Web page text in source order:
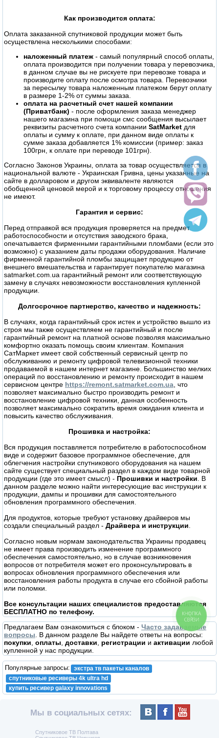
Как производится оплата:
Оплата заказанной спутниковой продукции может быть
осуществлена несколькими способами:
наложенный платеж - самый популярный способ оплаты,
оплата производится при получении товара у перевозчика,
в данном случае вы не рискуете при перевозке товара и
производите оплату после осмотра товара. Перевозчики
за пересылку товара наложенным платежом берут оплату
в размере 1-2% от суммы заказа.
оплата на расчетный счет нашей компании
(Приватбанк) - после оформления заказа менеджер
нашего магазина при помощи смс сообщения высылает
реквизиты расчетного счета компании SatMarket для
оплаты и сумму к оплате, при данном виде оплаты к
сумме заказа добавляется 1% комиссии (пример: заказ
100грн, к оплате при переводе 101грн).
Согласно Законов Украины, оплата за товар осуществляется в
национальной валюте - Украинская Гривна, цены указанные на
сайте в долларовом и другом эквиваленте являются
обобщенной ценовой мерой и к торговому процессу отношения
не имеют.
Гарантия и сервис:
Перед отправкой вся продукция проверяется на предмет
работоспособности и отсутствия заводского брака,
опечатывается фирменными гарантийными пломбами (если это
возможно) с указанием даты продажи оборудования. Наличие
фирменной гарантийной пломбы защищает продукцию от
внешнего вмешательства и гарантирует покупателю магазина
satmarket.com.ua гарантийный ремонт или соответствующую
замену в случаях невозможности восстановления купленной
продукции.
Долгосрочное партнерство, качество и надежность:
В случаях, когда гарантийный срок истек и устройство вышло из
строя мы также осуществляем не гарантийный и после
гарантийный ремонт на платной основе позволяя максимально
комфортно оказать помощь своим клиентам. Компания
СатМаркет имеет свой собственный сервисный центр по
обслуживанию и ремонту цифровой телевизионной техники
продаваемой в нашем интернет магазине. Большинство мелких
операций по восстановлению и ремонту происходит в нашем
сервисном центре https://remont.satmarket.com.ua , что
позволяет максимально быстро производить ремонт и
восстановление цифровой техники, данная особенность
позволяет максимально сократить время ожидания клиента и
повысить качество обслуживания.
Прошивка и настройка:
Вся продукция поставляется потребителю в работоспособном
виде и содержит базовое программное обеспечение, для
облегчения настройки спутникового оборудования на нашем
сайте существует специальный раздел в каждом виде товарной
продукции (где это имеет смысл) - Прошивки и настройки . В
данном разделе можно найти интересующие вас инструкции к
продукции, дампы и прошивки для самостоятельного
обновления программного обеспечения.
Для продуктов, которые требуют установку драйверов мы
создали специальный раздел - Драйвера и инструкции
Согласно новым нормам законодательства Украины продавец
не имеет права производить изменение программного
обеспечения самостоятельно, но в случае возникновения
вопросов от потребителя может его проконсультировать в
вопросах обновления программного обеспечения или
восстановления работы продукта в случае его сбойной работы
или поломки.
Все консультации наших специалистов предоставляются
БЕСПЛАТНО по телефону.
Предлагаем Вам ознакомиться с блоком - Часто задаваемые
вопросы. В данном разделе Вы найдете ответы на вопросы:
покупки, оплаты, доставки, регистрации и активации любой
купленной у нас продукции.
Популярные запросы:
экстра тв пакеты каналов
спутниковые ресиверы 4k ultra hd
купить ресивер galaxy innovations
Мы в социальных сетях:
Спутниковое ТВ Полтава
КНОПКА
СВЯЗИ